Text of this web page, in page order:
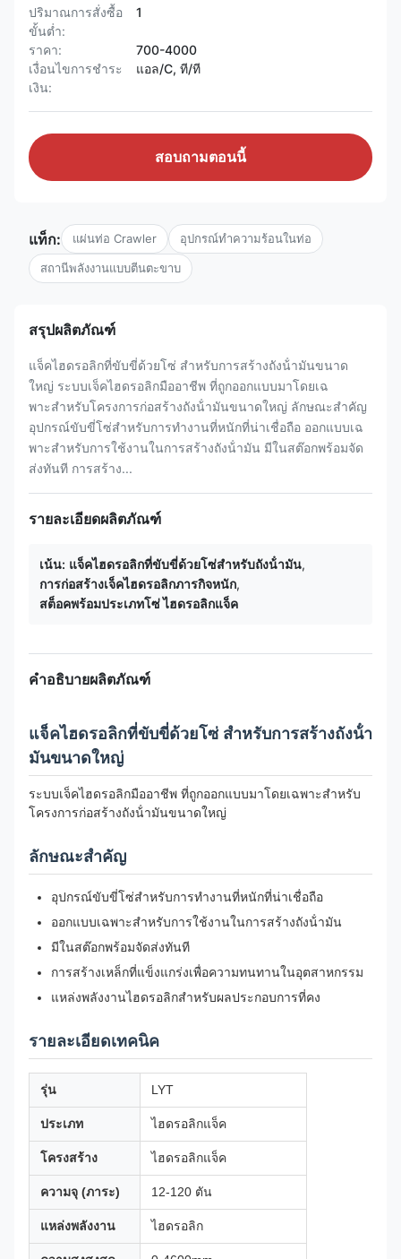
ปริมาณการสั่งซื้อ
ขั้นต่ำ:
1
ราคา:
700-4000
เงื่อนไขการชำระ
เงิน:
แอล/C, ที/ที
สอบถามตอนนี้
แท็ก: แผ่นท่อ Crawler อุปกรณ์ทําความร้อนในท่อ
สถานีพลังงานแบบตีนตะขาบ
สรุปผลิตภัณฑ์
แจ็คไฮดรอลิกที่ขับขี่ด้วยโซ่ สําหรับการสร้างถังน้ํามันขนาด
ใหญ่ ระบบเจ็คไฮดรอลิกมืออาชีพ ที่ถูกออกแบบมาโดยเฉ
พาะสําหรับโครงการก่อสร้างถังน้ํามันขนาดใหญ่ ลักษณะสําคัญ
อุปกรณ์ขับขี่โซ่สําหรับการทํางานที่หนักที่น่าเชื่อถือ ออกแบบเฉ
พาะสําหรับการใช้งานในการสร้างถังน้ํามัน มีในสต๊อกพร้อมจัด
ส่งทันที การสร้าง...
รายละเอียดผลิตภัณฑ์
เน้น: แจ็คไฮดรอลิกที่ขับขี่ด้วยโซ่สําหรับถังน้ํามัน,
การก่อสร้างเจ็คไฮดรอลิกภารกิจหนัก,
สต็อคพร้อมประเภทโซ่ ไฮดรอลิกแจ็ค
คำอธิบายผลิตภัณฑ์
แจ็คไฮดรอลิกที่ขับขี่ด้วยโซ่ สําหรับการสร้างถังน้ํา
มันขนาดใหญ่
ระบบเจ็คไฮดรอลิกมืออาชีพ ที่ถูกออกแบบมาโดยเฉพาะสําหรับ
โครงการก่อสร้างถังน้ํามันขนาดใหญ่
ลักษณะสําคัญ
อุปกรณ์ขับขี่โซ่สําหรับการทํางานที่หนักที่น่าเชื่อถือ
ออกแบบเฉพาะสําหรับการใช้งานในการสร้างถังน้ํามัน
มีในสต๊อกพร้อมจัดส่งทันที
การสร้างเหล็กที่แข็งแกร่งเพื่อความทนทานในอุตสาหกรรม
แหล่งพลังงานไฮดรอลิกสําหรับผลประกอบการที่คง
รายละเอียดเทคนิค
รุ่น LYT
ประเภท ไฮดรอลิกแจ็ค
โครงสร้าง ไฮดรอลิกแจ็ค
ความจุ (ภาระ) 12-120 ตัน
แหล่งพลังงาน ไฮดรอลิก